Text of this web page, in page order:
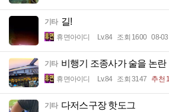
기타 길!
휴면아이디 Lv.84 조회 1600 08-03
기타 비행기 조종사가 술을 논란
휴면아이디 Lv.84 조회 3147 추천 1
기타 다저스구장 핫도그